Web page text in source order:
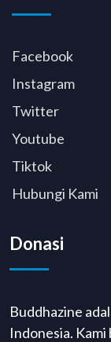
Facebook
Instagram
Twitter
Youtube
Tiktok
Hubungi Kami
Donasi
Buddhazine
Indonesia.